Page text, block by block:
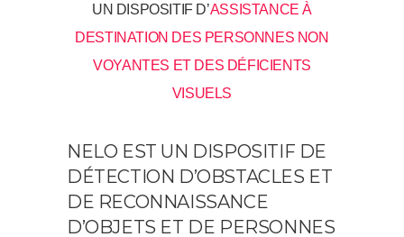
UN DISPOSITIF D’ASSISTANCE À
DESTINATION DES PERSONNES NON
VOYANTES ET DES DÉFICIENTS
VISUELS
NELO EST UN DISPOSITIF DE
DÉTECTION D’OBSTACLES ET
DE RECONNAISSANCE
D’OBJETS ET DE PERSONNES